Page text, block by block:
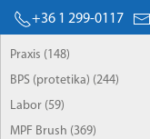
+36 1 299-0117
Praxis (148)
BPS (protetika) (244)
Labor (59)
MPF Brush (369)